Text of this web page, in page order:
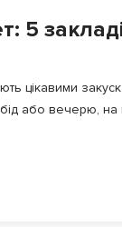
5
цікавими
або вечерю,